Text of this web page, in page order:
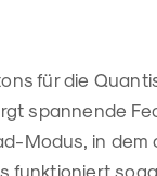
für die
spannende
Modus, in
funktioniert